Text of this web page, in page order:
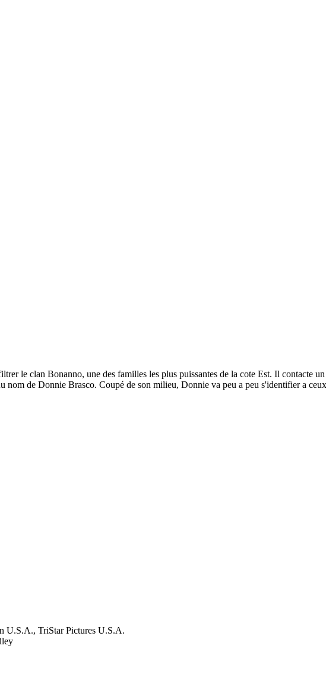
le clan Bonanno, une des familles les plus puissantes de la cote Est. Il contacte
de Donnie Brasco. Coupé de son milieu, Donnie va peu a peu s'identifier a
U.S.A., TriStar Pictures U.S.A.